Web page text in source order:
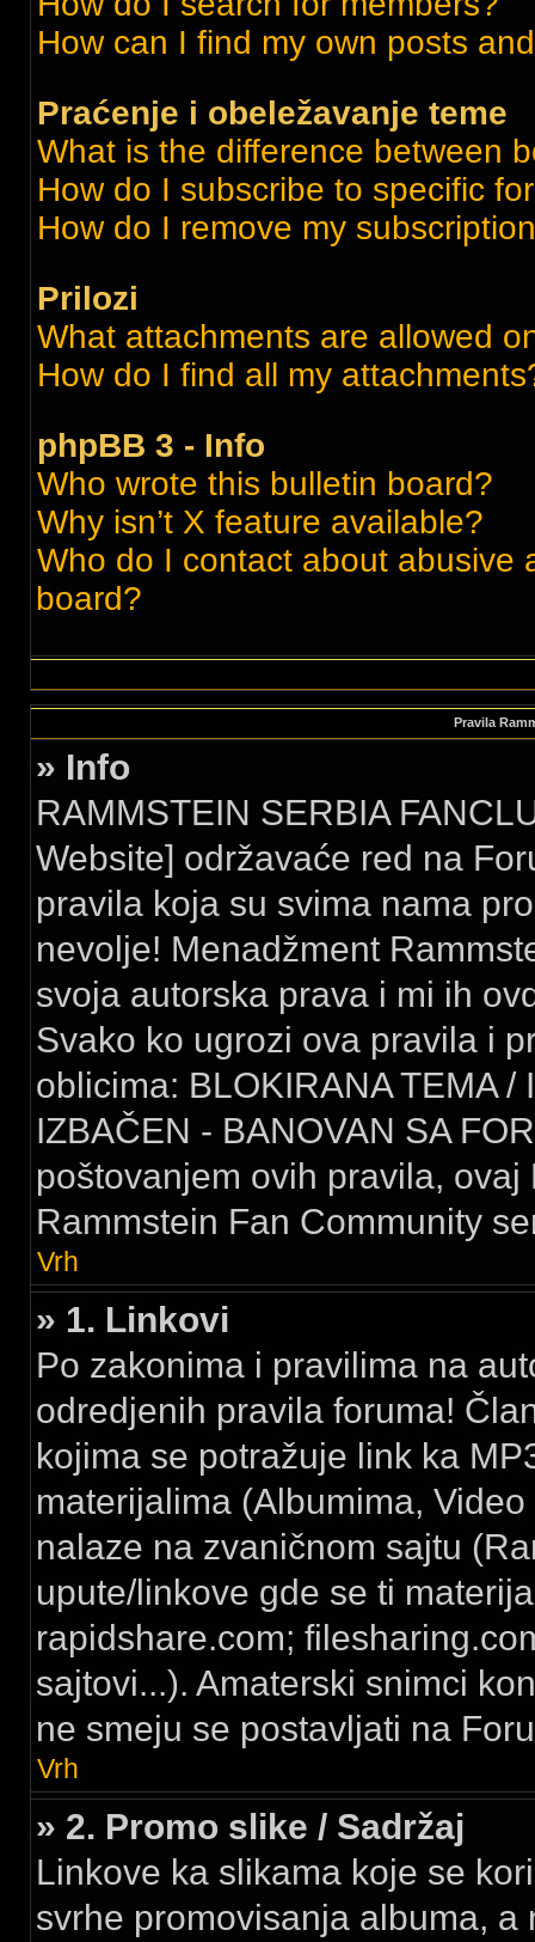
How can I find my own posts
Praćenje i obeležavanje teme
What is the difference between
How do I subscribe to specific
How do I remove my
Prilozi
What attachments are allowed
How do I find all my
phpBB 3 - Info
Who wrote this bulletin board?
Why isn’t X feature available?
Who do I contact about abusive
board?
Pravila
» Info
RAMMSTEIN SERBIA
Website] održavaće red na
pravila koja su svima nama
nevolje! Menadžment
svoja autorska prava i mi ih
Svako ko ugrozi ova pravila i
oblicima: BLOKIRANA TEMA
IZBAČEN - BANOVAN SA
poštovanjem ovih pravila,
Rammstein Fan Community
Vrh
» 1. Linkovi
Po zakonima i pravilima na
odredjenih pravila foruma!
kojima se potražuje link ka
materijalima (Albumima,
nalaze na zvaničnom sajtu
upute/linkove gde se ti
rapidshare.com;
sajtovi...). Amaterski snimci
ne smeju se postavljati na
Vrh
» 2. Promo slike / Sadržaj
Linkove ka slikama koje se
svrhe promovisanja albuma,